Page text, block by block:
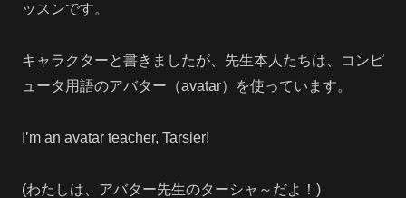
ッスンです。
キャラクターと書きましたが、先生本人たちは、コンピ
ュータ用語のアバター（avatar）を使っています。
I’m an avatar teacher, Tarsier!
(わたしは、アバター先生のターシャ～だよ！)